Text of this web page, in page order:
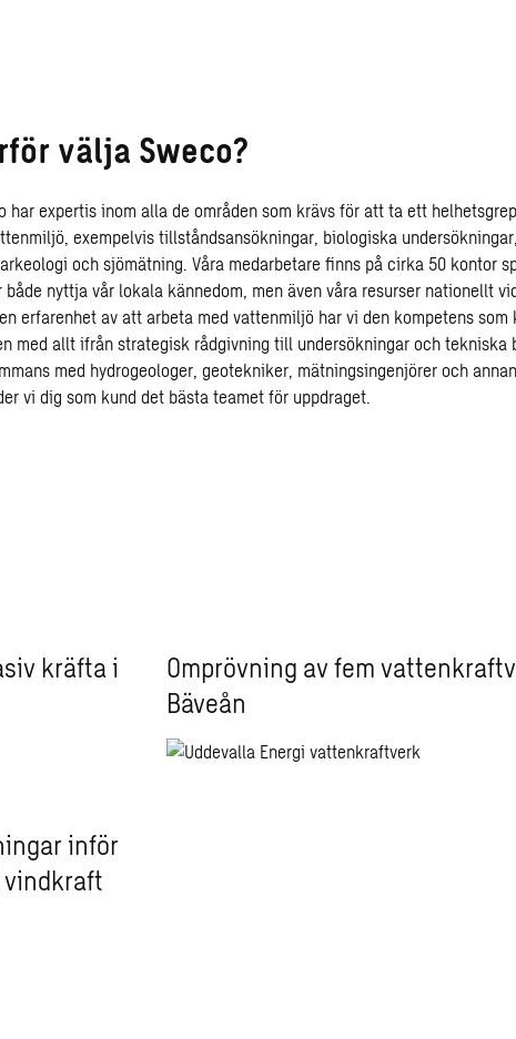
välja Sweco?
har expertis inom alla de områden som krävs för att ta ett
exempelvis tillståndsansökningar, biologiska
och sjömätning. Våra medarbetare finns på cirka 50 kontor
både nyttja vår lokala kännedom, men även våra resurser nationellt
erfarenhet av att arbeta med vattenmiljö har vi den kompetens
med allt ifrån strategisk rådgivning till undersökningar och tekniska
med hydrogeologer, geotekniker, mätningsingenjörer och
vi dig som kund det bästa teamet för uppdraget.
kräfta i
Omprövning av fem
Bäveån
inför
vindkraft